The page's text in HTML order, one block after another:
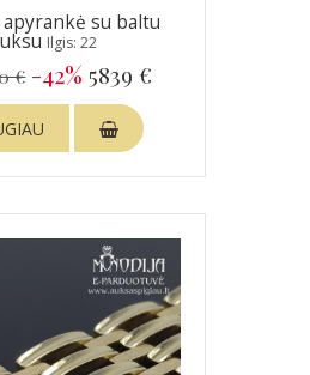
su baltu
Ilgis: 22
€ -42% 5839 €